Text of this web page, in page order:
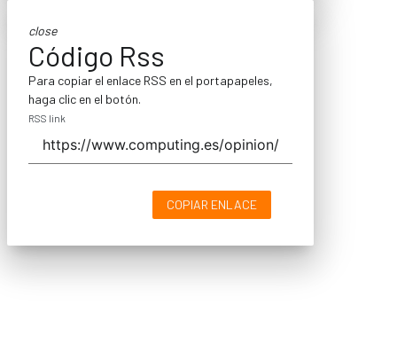
close
Código Rss
Para copiar el enlace RSS en el portapapeles,
haga clic en el botón.
RSS link
COPIAR ENLACE